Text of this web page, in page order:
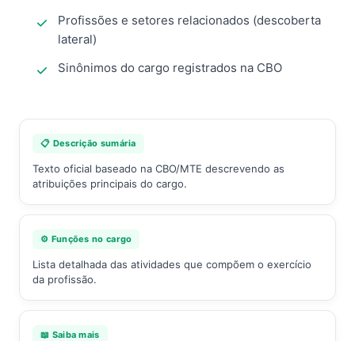
Profissões e setores relacionados (descoberta
lateral)
Sinônimos do cargo registrados na CBO
📋 Descrição sumária
Texto oficial baseado na CBO/MTE descrevendo as
atribuições principais do cargo.
⚙️ Funções no cargo
Lista detalhada das atividades que compõem o exercício
da profissão.
📖 Saiba mais